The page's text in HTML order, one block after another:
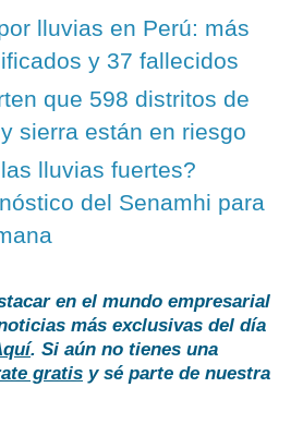
lluvias en Perú: más
y 37 fallecidos
que 598 distritos de
sierra están en riesgo
lluvias fuertes?
del Senamhi para
en el mundo empresarial
más exclusivas del día
. Si aún no tienes una
gratis y sé parte de nuestra